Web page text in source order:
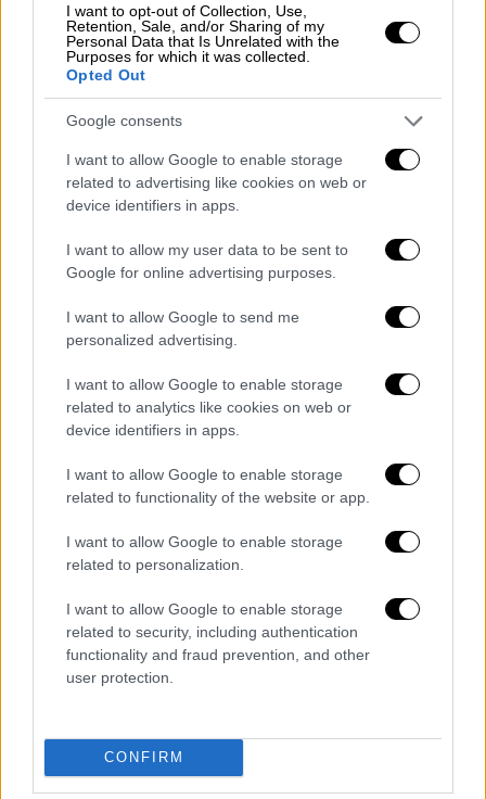
I want to opt-out of Collection, Use,
Retention, Sale, and/or Sharing of my
Personal Data that Is Unrelated with the
Purposes for which it was collected.
Opted Out
Google consents
I want to allow Google to enable storage
related to advertising like cookies on web or
device identifiers in apps.
I want to allow my user data to be sent to
Google for online advertising purposes.
I want to allow Google to send me
personalized advertising.
I want to allow Google to enable storage
related to analytics like cookies on web or
device identifiers in apps.
I want to allow Google to enable storage
related to functionality of the website or app.
I want to allow Google to enable storage
related to personalization.
I want to allow Google to enable storage
related to security, including authentication
functionality and fraud prevention, and other
user protection.
CONFIRM
Το «Θεριό», γραμμένο πάνω στο κεντρικό
μουσικό θέμα της σειράς - μια συγκλονιστική
μελωδία σε νοτιο-ιταλιάνικο κλίμα - στην
ουσία συνοψίζει στιχουργικά το πνεύμα του
συνταρακτικού διηγήματος, που ανατέμνει
αριστοτεχνικά τη φύση της ανθρώπινης
ψυχής.
video
Διαβάστε ακόμη